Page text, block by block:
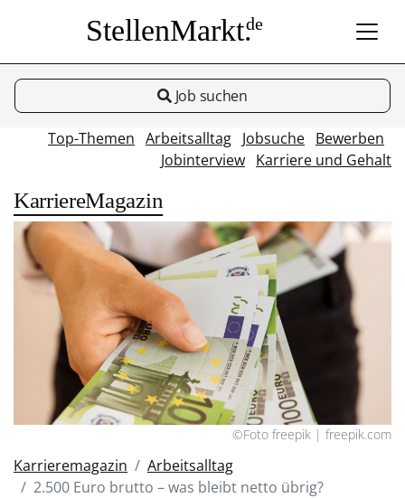
StellenMarkt.de
Job suchen
Top-Themen Arbeitsalltag Jobsuche Bewerben
Jobinterview Karriere und Gehalt
KarriereMagazin
©Foto freepik | freepik.com
Karrieremagazin
Arbeitsalltag
2.500 Euro brutto – was bleibt netto übrig?